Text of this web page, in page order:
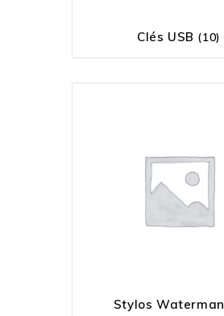
Clés USB (10)
Stylos Waterman